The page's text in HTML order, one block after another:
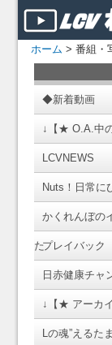
ホーム > 番組・
◆新着動画
↓【★ O.A.中
LCVNEWS
Nuts！日常に
かくれんぼの
たプレイバック
日赤健康チャ
↓【★ アーカ
Lの魂”えるた